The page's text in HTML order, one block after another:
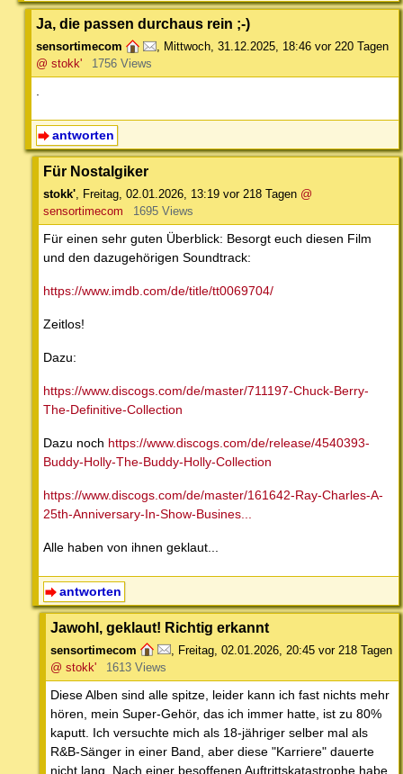
Ja, die passen durchaus rein ;-)
sensortimecom , Mittwoch, 31.12.2025, 18:46 vor 220 Tagen
@ stokk'
1756 Views
.
antworten
Für Nostalgiker
stokk', Freitag, 02.01.2026, 13:19 vor 218 Tagen @
sensortimecom
1695 Views
Für einen sehr guten Überblick: Besorgt euch diesen Film
und den dazugehörigen Soundtrack:
https://www.imdb.com/de/title/tt0069704/
Zeitlos!
Dazu:
https://www.discogs.com/de/master/711197-Chuck-Berry-
The-Definitive-Collection
Dazu noch https://www.discogs.com/de/release/4540393-
Buddy-Holly-The-Buddy-Holly-Collection
https://www.discogs.com/de/master/161642-Ray-Charles-A-
25th-Anniversary-In-Show-Busines...
Alle haben von ihnen geklaut...
antworten
Jawohl, geklaut! Richtig erkannt
sensortimecom Freitag, 02.01.2026, 20:45 vor 218 Tagen
@ stokk'
1613 Views
Diese Alben sind alle spitze, leider kann ich fast nichts mehr
hören, mein Super-Gehör, das ich immer hatte, ist zu 80%
kaputt. Ich versuchte mich als 18-jähriger selber mal als
R&B-Sänger in einer Band, aber diese "Karriere" dauerte
nicht lang. Nach einer besoffenen Auftrittskatastrophe habe